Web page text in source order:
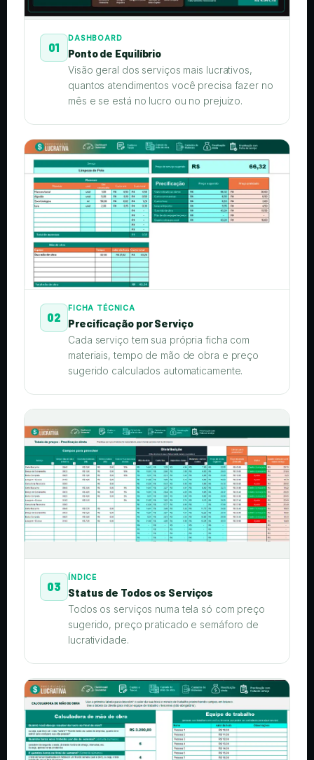
01
DASHBOARD
Ponto de Equilíbrio
Visão geral dos serviços mais lucrativos,
quantos atendimentos você precisa fazer no
mês e se está no lucro ou no prejuízo.
02
FICHA TÉCNICA
Precificação por Serviço
Cada serviço tem sua própria ficha com
materiais, tempo de mão de obra e preço
sugerido calculados automaticamente.
03
ÍNDICE
Status de Todos os Serviços
Todos os serviços numa tela só com preço
sugerido, preço praticado e semáforo de
lucratividade.